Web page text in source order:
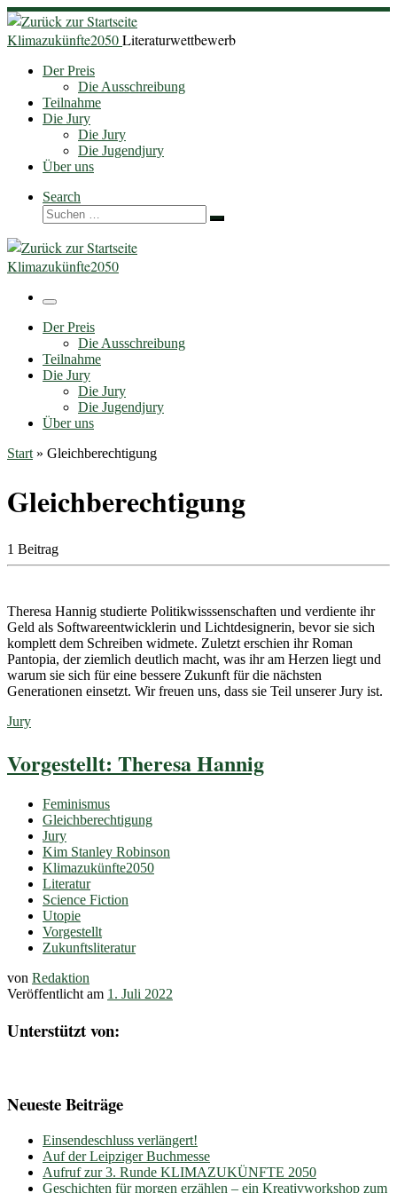
Zum
Inhalt
springen
Klimazukünfte2050Literaturwettbewerb
Der Preis
Die Ausschreibung
Teilnahme
Die Jury
Die Jury
Die Jugendjury
Über uns
Search
Suche
Suchen …
Klimazukünfte2050
Menü
Der Preis
Die Ausschreibung
Teilnahme
Die Jury
Die Jury
Die Jugendjury
Über uns
Start » Gleichberechtigung
Gleichberechtigung
1 Beitrag
Theresa Hannig studierte Politikwisssenschaften und verdiente ihr
Geld als Softwareentwicklerin und Lichtdesignerin, bevor sie sich
komplett dem Schreiben widmete. Zuletzt erschien ihr Roman
Pantopia, der ziemlich deutlich macht, was ihr am Herzen liegt und
warum sie sich für eine bessere Zukunft für die nächsten
Generationen einsetzt. Wir freuen uns, dass sie Teil unserer Jury ist.
Jury
Vorgestellt: Theresa Hannig
Feminismus
Gleichberechtigung
Jury
Kim Stanley Robinson
Klimazukünfte2050
Literatur
Science Fiction
Utopie
Vorgestellt
Zukunftsliteratur
von Redaktion
Veröffentlicht am 1. Juli 2022
Unterstützt von:
Neueste Beiträge
Einsendeschluss verlängert!
Auf der Leipziger Buchmesse
Aufruf zur 3. Runde KLIMAZUKÜNFTE 2050
Geschichten für morgen erzählen – ein Kreativworkshop zum